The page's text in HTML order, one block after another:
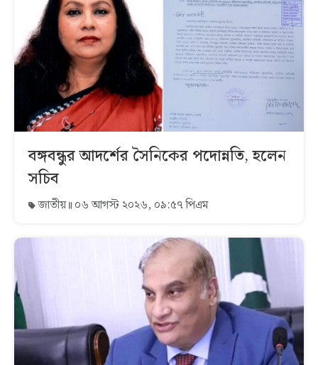
বঙ্গবন্ধুর আদর্শের সৈনিকের পদোন্নতি, হলেন
সচিব
জাতীয় ০৬ আগস্ট ২০২৬, ০৯:৫৭ পিএম